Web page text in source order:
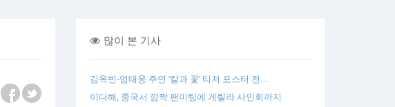
많이 본 기사
김옥빈-엄태웅 주연 ‘칼과 꽃’ 티저 포스터 전…
이다해, 중국서 깜짝 팬미팅에 게릴라 사인회까지